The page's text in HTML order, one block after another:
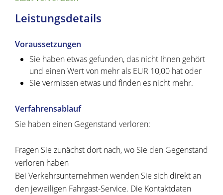
Leistungsdetails
Voraussetzungen
Sie haben etwas gefunden, das nicht Ihnen gehört
und einen Wert von mehr als EUR 10,00 hat oder
Sie vermissen etwas und finden es nicht mehr.
Verfahrensablauf
Sie haben einen Gegenstand verloren:
Fragen Sie zunächst dort nach, wo Sie den Gegenstand
verloren haben
Bei Verkehrsunternehmen wenden Sie sich direkt an
den jeweiligen Fahrgast-Service. Die Kontaktdaten